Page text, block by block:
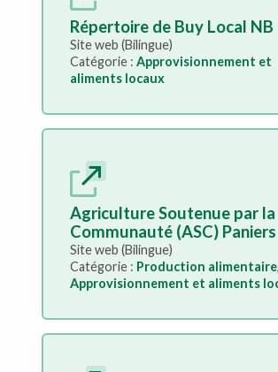
Répertoire de Buy Local NB
Site web (Bilingue)
Catégorie :Approvisionnement et
aliments locaux
Agriculture Soutenue par la
Communauté (ASC) Paniers
Site web (Bilingue)
Catégorie : Production alimentaire,
Approvisionnement et aliments